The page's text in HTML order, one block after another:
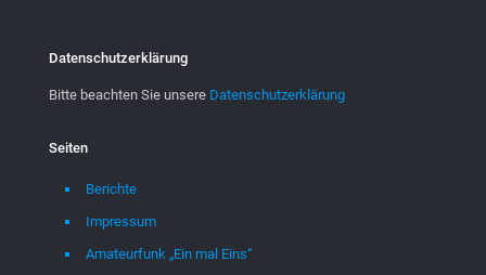
Datenschutzerklärung
Bitte beachten Sie unsere Datenschutzerklärung
Seiten
Berichte
Impressum
Amateurfunk „Ein mal Eins“